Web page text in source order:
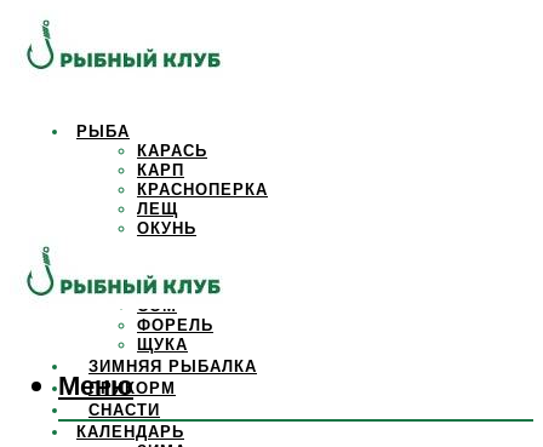
РЫБА
КАРАСЬ
КАРП
КРАСНОПЕРКА
ЛЕЩ
ОКУНЬ
САЗАН
СОМ
ФОРЕЛЬ
ЩУКА
ЗИМНЯЯ РЫБАЛКА
ПРИКОРМ
СНАСТИ
КАЛЕНДАРЬ
Меню